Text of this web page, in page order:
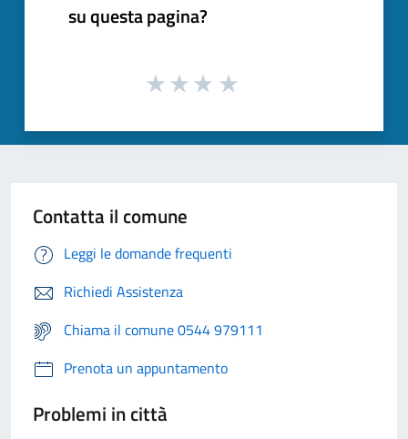
su questa pagina?
Contatta il comune
Leggi le domande frequenti
Richiedi Assistenza
Chiama il comune 0544 979111
Prenota un appuntamento
Problemi in città